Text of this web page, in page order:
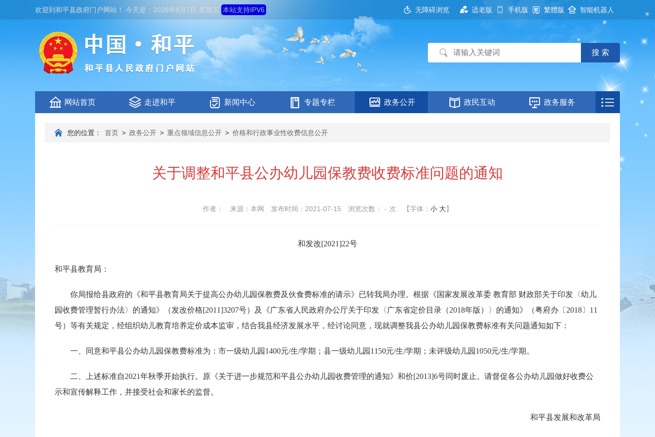
欢迎到和平县政府门户网站 ！ 今天是： 2026年8月7日 星期五 本站支持IPV6 无障碍浏览 适老版 手机版 繁體版 智能机器人
网站首页 走进和平 新闻中心 专题专栏 政务公开 政民互动 政务服务
您的位置： 首页 > 政务公开 > 重点领域信息公开 > 价格和行政事业性收费信息公开
关于调整和平县公办幼儿园保教费收费标准问题的通知
作者： 来源：本网 发布时间：2021-07-15 浏览次数： - 次 【字体： 小 大】
和发改[2021]22号
和平县教育局：
你局报给县政府的《和平县教育局关于提高公办幼儿园保教费及伙食费标准的请示》已转我局办理。根据《国家发展改革委 教育部 财政部关于印发〈幼儿
园收费管理暂行办法〉的通知》（发改价格[2011]3207号）及《广东省人民政府办公厅关于印发〈广东省定价目录（2018年版）〉的通知》（粤府办〔2018〕11
号）等有关规定，经组织幼儿教育培养定价成本监审，结合我县经济发展水平，经讨论同意，现就调整我县公办幼儿园保教费标准有关问题通知如下：
一、同意和平县公办幼儿园保教费标准为：市一级幼儿园1400元/生/学期；县一级幼儿园1150元/生/学期；未评级幼儿园1050元/生/学期。
二、上述标准自2021年秋季开始执行。原《关于进一步规范和平县公办幼儿园收费管理的通知》和价[2013]6号同时废止。请督促各公办幼儿园做好收费公
示和宣传解释工作，并接受社会和家长的监督。
和平县发展和改革局